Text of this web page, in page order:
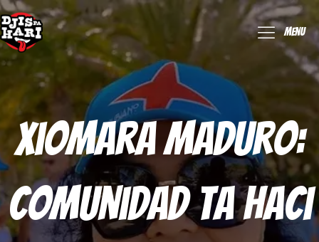
Menu
Xiomara Maduro:
Comunidad Ta Haci